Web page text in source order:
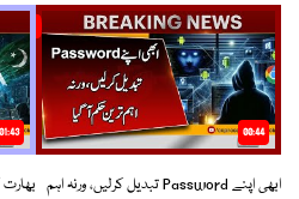
00:44
ابھی اپنے Password تبدیل کرلیں، ورنہ اہم
01:43